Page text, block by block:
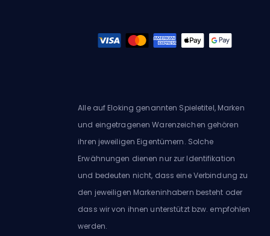
Alle auf Eloking genannten Spieletitel, Marken
und eingetragenen Warenzeichen gehören
ihren jeweiligen Eigentümern. Solche
Erwähnungen dienen nur zur Identifikation
und bedeuten nicht, dass eine Verbindung zu
den jeweiligen Markeninhabern besteht oder
dass wir von ihnen unterstützt bzw. empfohlen
werden.